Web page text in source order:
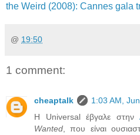
the Weird (2008): Cannes gala
@ 19:50
1 comment:
cheaptalk
1:03 AM,
Η Universal έβγαλε στην
Wanted , που είναι